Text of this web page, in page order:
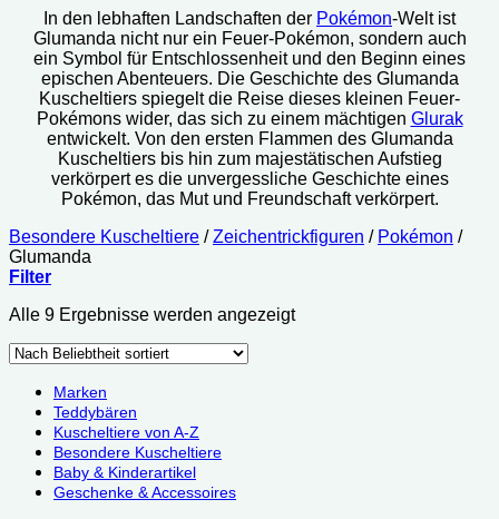
In den lebhaften Landschaften der Pokémon-Welt ist
Glumanda nicht nur ein Feuer-Pokémon, sondern auch
ein Symbol für Entschlossenheit und den Beginn eines
epischen Abenteuers. Die Geschichte des Glumanda
Kuscheltiers spiegelt die Reise dieses kleinen Feuer-
Pokémons wider, das sich zu einem mächtigen Glurak
entwickelt. Von den ersten Flammen des Glumanda
Kuscheltiers bis hin zum majestätischen Aufstieg
verkörpert es die unvergessliche Geschichte eines
Pokémon, das Mut und Freundschaft verkörpert.
Besondere Kuscheltiere / Zeichentrickfiguren / Pokémon /
Glumanda
Filter
Alle 9 Ergebnisse werden angezeigtNach
Marken
Teddybären
Kuscheltiere von A-Z
Besondere Kuscheltiere
Baby & Kinderartikel
Geschenke & Accessoires